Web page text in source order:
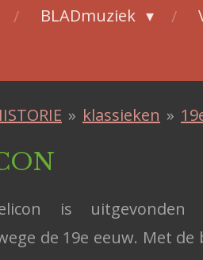
BLADmuziek
» klassieken »
is uitgevonden
de 19e eeuw. Met